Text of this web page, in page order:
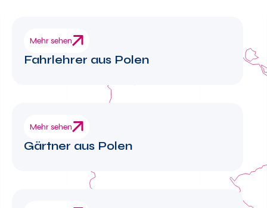
Mehr sehen
Fahrlehrer aus Polen
Mehr sehen
Gärtner aus Polen